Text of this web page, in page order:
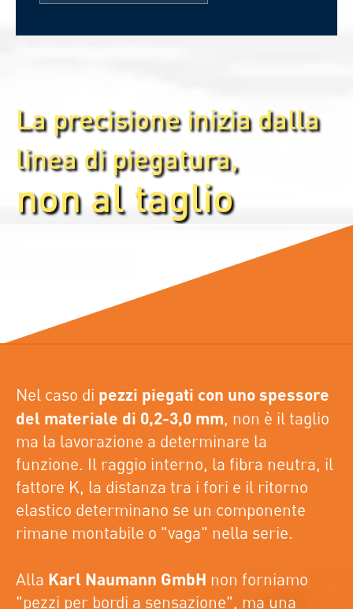
La precisione inizia dalla
linea di piegatura,
non al taglio
Nel caso di pezzi piegati con uno spessore
del materiale di 0,2-3,0 mm, non è il taglio
ma la lavorazione a determinare la
funzione. Il raggio interno, la fibra neutra, il
fattore K, la distanza tra i fori e il ritorno
elastico determinano se un componente
rimane montabile o "vaga" nella serie.
Alla Karl Naumann GmbH non forniamo
"pezzi per bordi a sensazione", ma una